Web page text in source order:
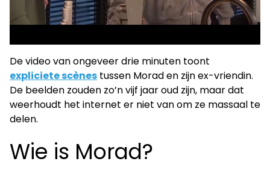
De video van ongeveer drie minuten toont
expliciete scènes tussen Morad en zijn ex-vriendin.
De beelden zouden zo’n vijf jaar oud zijn, maar dat
weerhoudt het internet er niet van om ze massaal te
delen.
Wie is Morad?